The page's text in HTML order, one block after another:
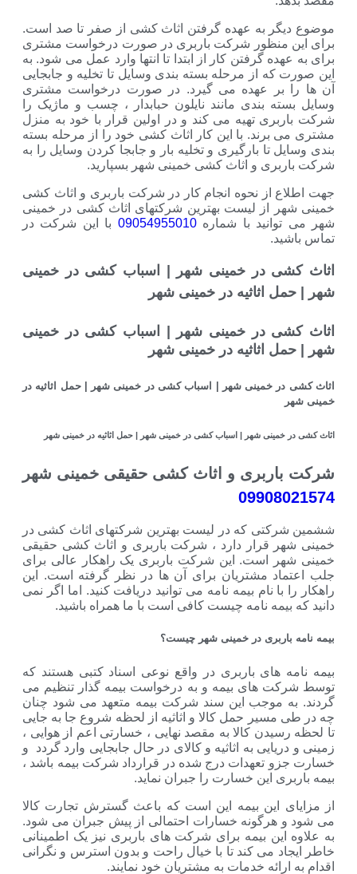
به عهده گرفتن اثاث کشی از صفر تا صد است.
شرکت باربری در صورت درخواست مشتری
گرفتن کار از ابتدا تا انتها وارد عمل می شود. به
از مرحله بسته بندی وسایل تا تخلیه و جابجایی
عهده می گیرد. در صورت درخواست مشتری
مانند نایلون حبابدار ، چسب و ماژیک را
تهیه می کند و در اولین قرار با خود به منزل
با این کار اثاث کشی خود را از مرحله بسته
بارگیری و تخلیه بار و جابجا کردن وسایل را به
و اثاث کشی خمینی شهر بسپارید.
نحوه انجام کار در شرکت باربری و اثاث کشی
لیست بهترین شرکتهای اثاث کشی در خمینی
با شماره09054955010 با این شرکت در
در خمینی شهر | اسباب کشی در خمینی
در خمینی شهر
در خمینی شهر | اسباب کشی در خمینی
در خمینی شهر
شهر | اسباب کشی در خمینی شهر | حمل اثاثیه در
شهر | اسباب کشی در خمینی شهر | حمل اثاثیه در خمینی شهر
و اثاث کشی حقیقی خمینی شهر
که در لیست بهترین شرکتهای اثاث کشی در
دارد ، شرکت باربری و اثاث کشی حقیقی
این شرکت باربری یک راهکار عالی برای
مشتریان برای آن ها در نظر گرفته است. این
نام بیمه نامه می توانید دریافت کنید. اما اگر نمی
نامه چیست کافی است با ما همراه باشید.
در خمینی شهر چیست؟
باربری در واقع نوعی اسناد کتبی هستند که
بیمه و به درخواست بیمه گذار تنظیم می
این سند شرکت بیمه متعهد می شود چنان
حمل کالا و اثاثیه از لحظه شروع جا به جایی
کالا به مقصد نهایی ، خسارتی اعم از هوایی ،
به اثاثیه و کالای در حال جابجایی وارد گردد و
درج شده در قرارداد شرکت بیمه باشد ،
این خسارت را جبران نماید.
بیمه این است که باعث گسترش تجارت کالا
خسارات احتمالی از پیش جبران می شود.
بیمه برای شرکت های باربری نیز یک اطمینانی
کند تا با خیال راحت و بدون استرس و نگرانی
خدمات به مشتریان خود نمایند.